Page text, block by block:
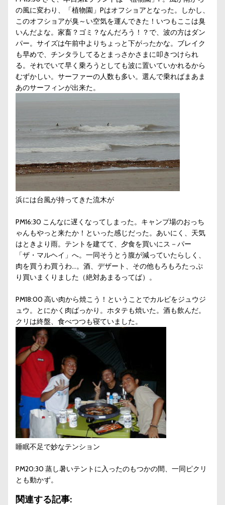
の風に変わり、「植物園」Pはオフショアとなった。しかし、
このオフショアが臭～い空気を運んできた！いつもここは臭
いんだよな。家畜？ゴミ？なんだろう！？で、波の方はダン
パー。サイズは午前中よりちょっと下がったかな。ブレイク
も早めで、チンタラしてるとまっさかさまに叩きつけられ
る。それでいて早く乗ろうとしても波に置いていかれるから
むずかしい。サーファーの人数も多い。選んで乗ればまあま
あのサーフィンが出来た。
浜には台風が持ってきた流木が
PM16:30 こんなに遅くなってしまった。キャンプ場のおっち
ゃんもやっと来たか！といった感じだった。あいにく、天気
はときより雨。テントを建てて、夕食を買いにス－パー
「ザ・マルヘイ」へ。一同そうとう腹が減っていたらしく、
肉を買うわ買うわ…。酒、デザート、その他もろもろたっぷ
り買いまくりました（絶対あまるってば）。
PM18:00 高い肉から焼こう！ということでカルビをジュウジ
ュウ。とにかく肉ばっかり。ホタテも焼いた。酒も飲んだ。
クリは終盤、食べつつも寝ていました。
睡眠不足で妙なテンション
PM20:30 蒸し暑いテントに入ったのもつかの間、一同ピクリ
とも動かず。
関連する記事: